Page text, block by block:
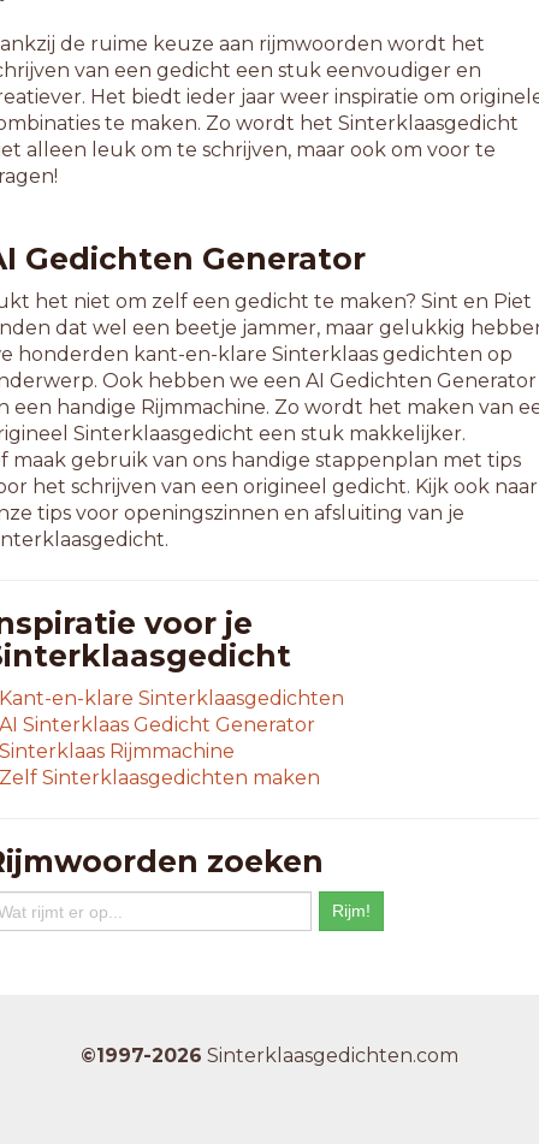
hit
letterwoorden
de ruime keuze aan rijmwoorden wordt het
van een gedicht een stuk eenvoudiger en
Het biedt ieder jaar weer inspiratie om
te maken. Zo wordt het Sinterklaasgedicht
alleen leuk om te schrijven, maar ook om voor te
Gedichten Generator
het niet om zelf een gedicht te maken? Sint en Piet
dat wel een beetje jammer, maar gelukkig
honderden kant-en-klare Sinterklaas gedichten op
Ook hebben we een AI Gedichten Generator
een handige Rijmmachine. Zo wordt het maken van
Sinterklaasgedicht een stuk makkelijker.
maak gebruik van ons handige stappenplan met tips
het schrijven van een origineel gedicht. Kijk ook naar
tips voor openingszinnen en afsluiting van je
voor je
Kant-en-klare Sinterklaasgedichten
AI Sinterklaas Gedicht Generator
Sinterklaas Rijmmachine
Zelf Sinterklaasgedichten maken
zoeken
©1997-2026 Sinterklaasgedichten.com